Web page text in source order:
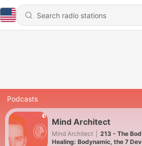
Podcasts
Mind Architect
Mind Architect
213 - The
Healing: Bodynamic, the 7